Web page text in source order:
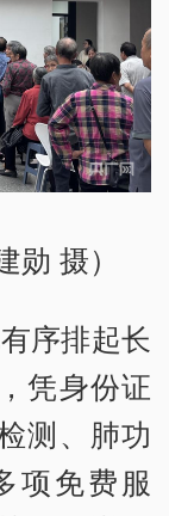
摄）
序排起长
凭身份证
测、肺功
项免费服